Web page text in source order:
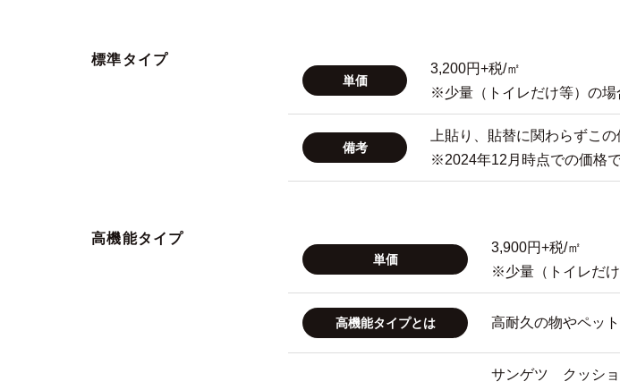
標準タイプ
単価
3,200円+税/㎡
※少量（トイレだけ等）の場
備考
上貼り、貼替に関わらずこの
※2024年12月時点での価格で
高機能タイプ
単価
3,900円+税/㎡
※少量（トイレだけ
高機能タイプとは 高耐久の物やペッ
サンゲツ クッショ